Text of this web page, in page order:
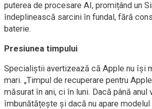
puterea de procesare AI, promițând un
îndeplinească sarcini în fundal, fără
baterie.
Presiunea timpului
Specialiștii avertizează că Apple nu își
mari. „Timpul de recuperare pentru
măsurat în ani, ci în luni. Dacă până anul
îmbunătățește și dacă nu apare